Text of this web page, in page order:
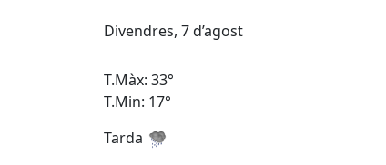
Divendres, 7 d’agost
T.Màx: 33°
T.Min: 17°
Tarda